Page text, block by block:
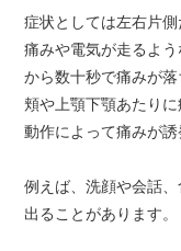
症状としては左右片
痛みや電気が走るよ
から数十秒で痛みが落
頬や上顎下顎あたり
動作によって痛みが誘
例えば、洗顔や会話
出ることがあります。